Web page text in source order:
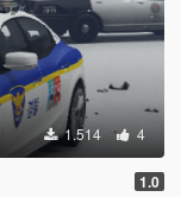
1.514 4
1.0